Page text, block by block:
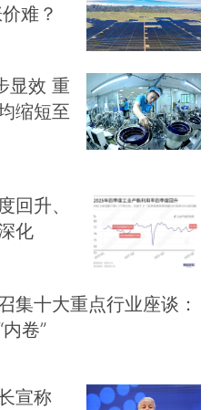
难？
显效 重
缩短至
回升、
化
集十大重点行业座谈：
卷”
宣称